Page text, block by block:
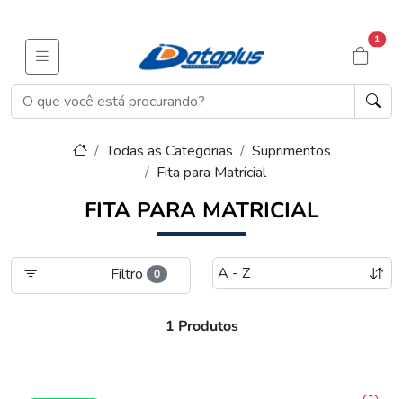
1
Todas as Categorias
Suprimentos
Fita para Matricial
FITA PARA MATRICIAL
Filtro 0
1 Produtos